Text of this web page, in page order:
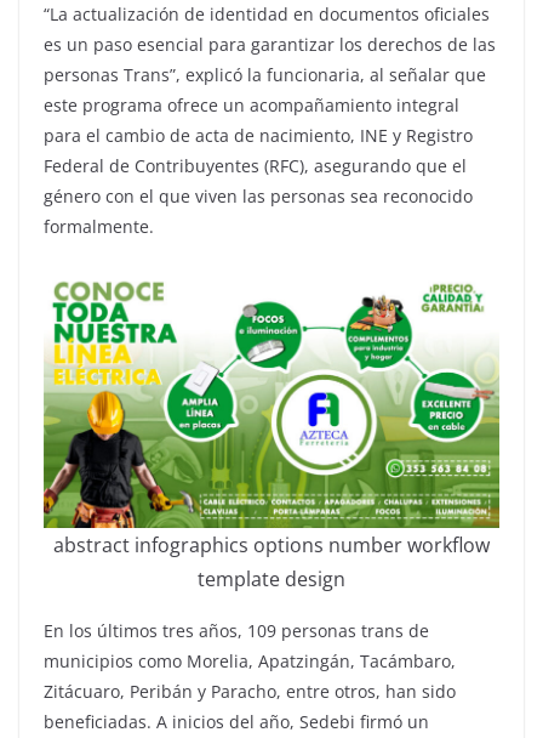
“La actualización de identidad en documentos oficiales
es un paso esencial para garantizar los derechos de las
personas Trans”, explicó la funcionaria, al señalar que
este programa ofrece un acompañamiento integral
para el cambio de acta de nacimiento, INE y Registro
Federal de Contribuyentes (RFC), asegurando que el
género con el que viven las personas sea reconocido
formalmente.
abstract infographics options number workflow
template design
En los últimos tres años, 109 personas trans de
municipios como Morelia, Apatzingán, Tacámbaro,
Zitácuaro, Peribán y Paracho, entre otros, han sido
beneficiadas. A inicios del año, Sedebi firmó un